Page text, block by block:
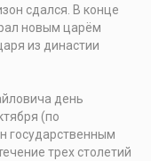
сдался. В конце
новым царём
из династии
день
(по
государственным
трех столетий